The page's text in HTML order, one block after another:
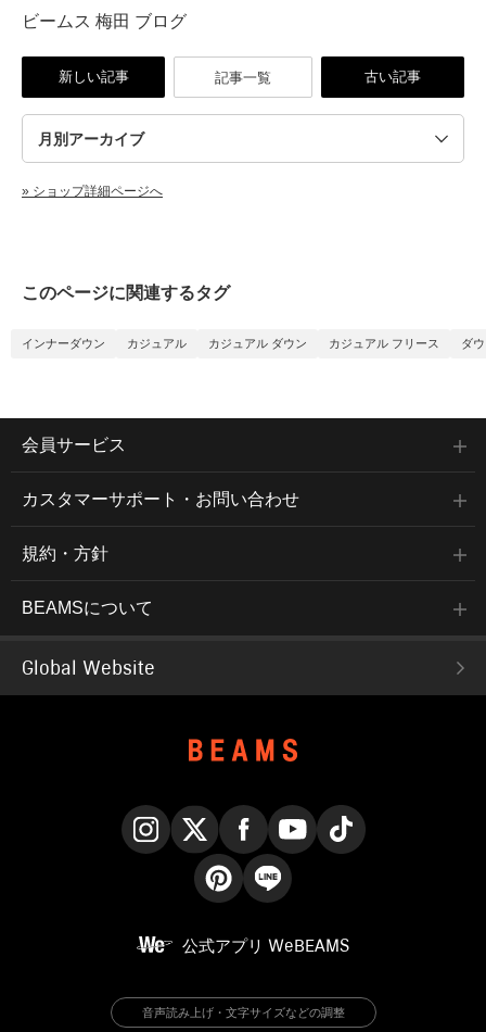
ビームス 梅田 ブログ
新しい記事 記事一覧 古い記事
» ショップ詳細ページへ
このページに関連するタグ
インナーダウン カジュアル カジュアル ダウン カジュアル フリース ダ
会員サービス
カスタマーサポート・お問い合わせ
規約・方針
BEAMSについて
Global Website
公式アプリ WeBEAMS
音声読み上げ・文字サイズなどの調整